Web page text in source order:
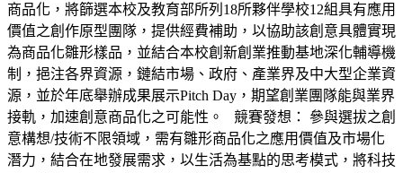
商品化，將篩選本校及教育部所列18所夥伴學校12組具有應用
價值之創作原型團隊，提供經費補助，以協助該創意具體實現
為商品化雛形樣品，並結合本校創新創業推動基地深化輔導機
制，挹注各界資源，鏈結市場、政府、產業界及中大型企業資
源，並於年底舉辦成果展示Pitch Day，期望創業團隊能與業界
接軌，加速創意商品化之可能性。 競賽發想： 參與選拔之創
意構想/技術不限領域，需有雛形商品化之應用價值及市場化
潛力，結合在地發展需求，以生活為基點的思考模式，將科技